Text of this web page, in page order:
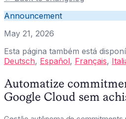
Announcement
May 21, 2026
Esta página também está
Deutsch, Español, Français,
Automatize
Google Cloud sem